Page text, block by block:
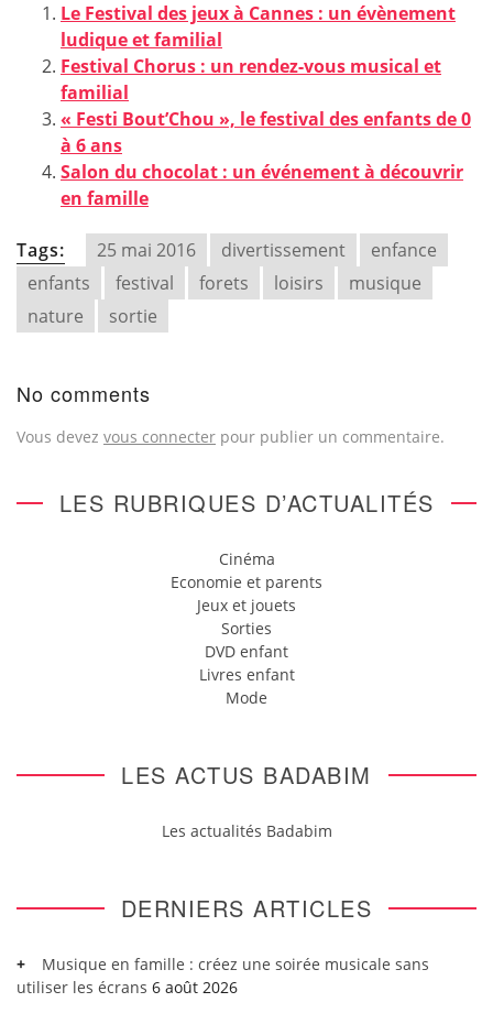
Le Festival des jeux à Cannes : un évènement
ludique et familial
Festival Chorus : un rendez-vous musical et
familial
« Festi Bout’Chou », le festival des enfants de 0
à 6 ans
Salon du chocolat : un événement à découvrir
en famille
Tags: 25 mai 2016 divertissement
enfance
enfants
festival forets loisirs
musique
nature
sortie
No comments
Vous devez vous connecter pour publier un commentaire.
LES RUBRIQUES D’ACTUALITÉS
Cinéma
Economie et parents
Jeux et jouets
Sorties
DVD enfant
Livres enfant
Mode
LES ACTUS BADABIM
Les actualités Badabim
DERNIERS ARTICLES
Musique en famille : créez une soirée musicale sans
utiliser les écrans 6 août 2026